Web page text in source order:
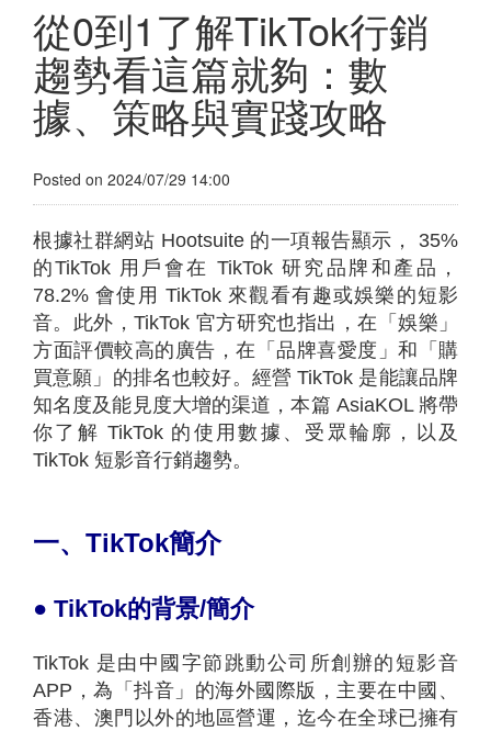
從0到1了解TikTok行銷
趨勢看這篇就夠：數
據、策略與實踐攻略
Posted on 2024/07/29 14:00
根據社群網站 Hootsuite 的一項報告顯示， 35%
的TikTok 用戶會在 TikTok 研究品牌和產品，
78.2% 會使用 TikTok 來觀看有趣或娛樂的短影
音。此外，TikTok 官方研究也指出，在「娛樂」
方面評價較高的廣告，在「品牌喜愛度」和「購
買意願」的排名也較好。經營 TikTok 是能讓品牌
知名度及能見度大增的渠道，本篇 AsiaKOL 將帶
你了解 TikTok 的使用數據、受眾輪廓，以及
TikTok 短影音行銷趨勢。
一、TikTok簡介
● TikTok的背景/簡介
TikTok 是由中國字節跳動公司所創辦的短影音
APP，為「抖音」的海外國際版，主要在中國、
香港、澳門以外的地區營運，迄今在全球已擁有